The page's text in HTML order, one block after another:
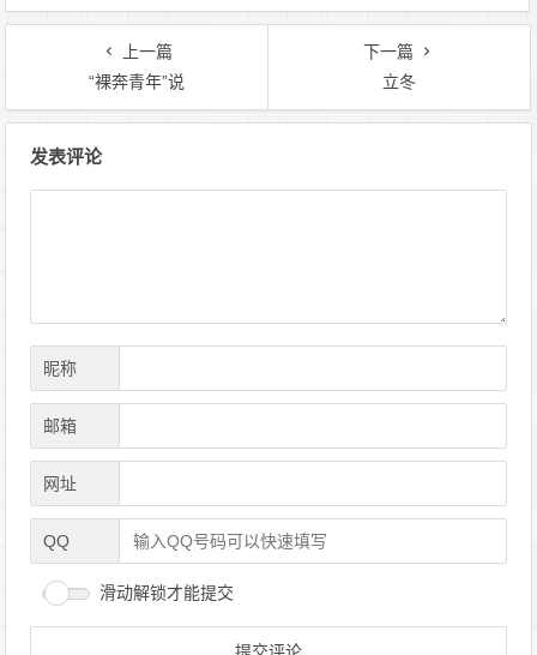
上一篇
“裸奔青年”说
下一篇
立冬
发表评论
昵称
邮箱
网址
QQ
滑动解锁才能提交